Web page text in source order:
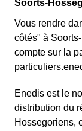
Soorts-
Vous rendre
côtés" à
compte sur la
Enedis est le
distribution du
Hossegoriens,